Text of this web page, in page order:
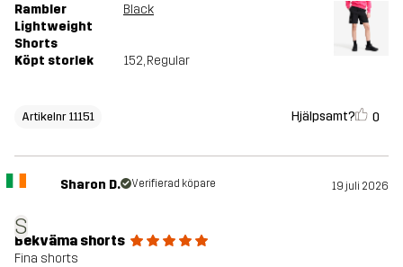
Rambler
Lightweight
Shorts
Black
Köpt storlek 152, Regular
Artikelnr 11151 Hjälpsamt? 0
S
Sharon D. Verifierad köpare 19 juli 2026
Bekväma shorts
Fina shorts